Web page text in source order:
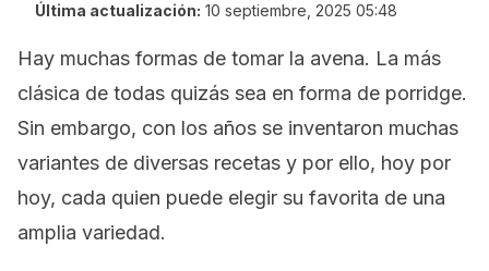
Última actualización: 10 septiembre, 2025 05:48
Hay muchas formas de tomar la avena. La más
clásica de todas quizás sea en forma de porridge.
Sin embargo, con los años se inventaron muchas
variantes de diversas recetas y por ello, hoy por
hoy, cada quien puede elegir su favorita de una
amplia variedad.